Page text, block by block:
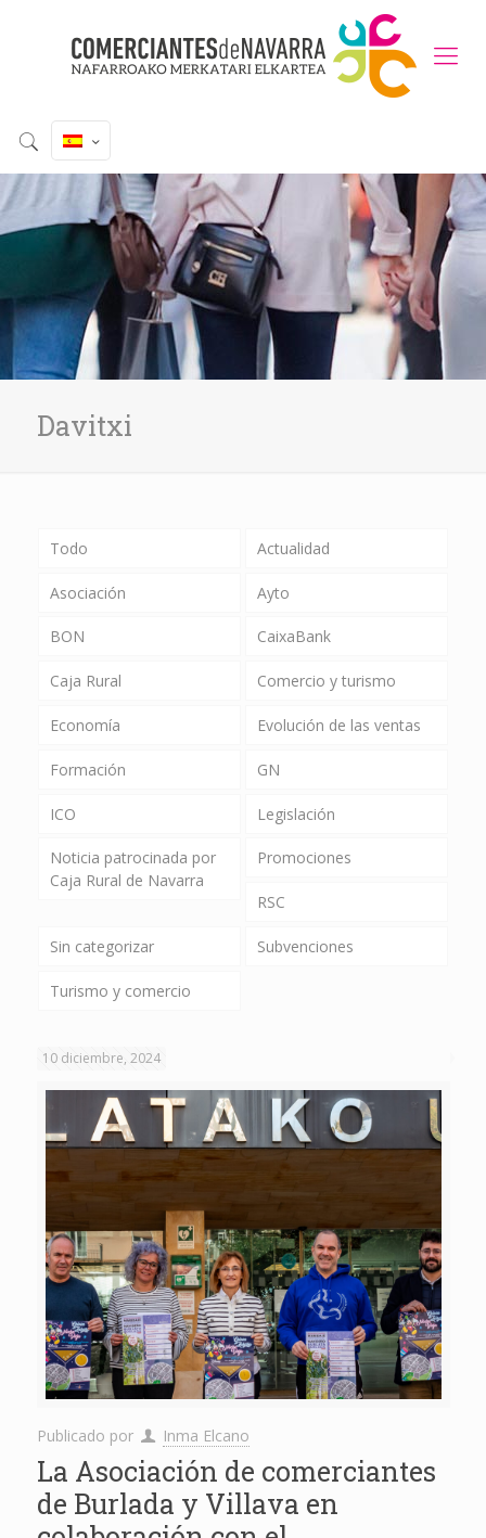
Davitxi
Todo Actualidad
Asociación Ayto
BON CaixaBank
Caja Rural Comercio y turismo
Economía Evolución de las ventas
Formación GN
ICO Legislación
Noticia patrocinada por
Caja Rural de Navarra
Promociones
RSC
Sin categorizar Subvenciones
Turismo y comercio
10 diciembre, 2024
Publicado por Inma Elcano
La Asociación de comerciantes
de Burlada y Villava en